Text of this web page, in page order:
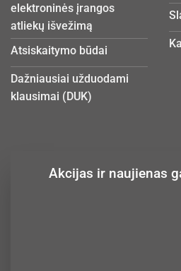
elektroninės įrangos
atliekų išvežimą
Atsiskaitymo būdai
Dažniausiai užduodami
klausimai (DUK)
Akcijas ir naujienas